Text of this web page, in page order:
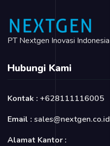
PT Nextgen Inovasi Indonesia
Hubungi Kami
Kontak : +628111116005
Email : sales@nextgen.co.id
Alamat Kantor :